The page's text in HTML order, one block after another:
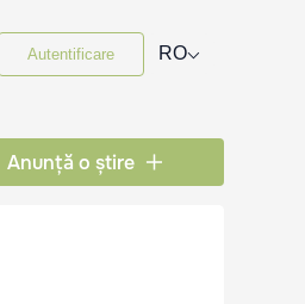
Autentificare RO⌵
Anunță o știre